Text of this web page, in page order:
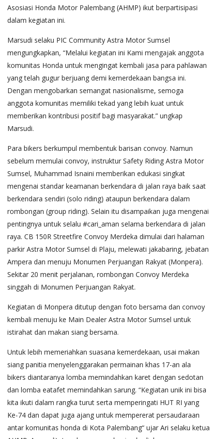
Asosiasi Honda Motor Palembang (AHMP) ikut berpartisipasi
dalam kegiatan ini.
Marsudi selaku PIC Community Astra Motor Sumsel
mengungkapkan, “Melalui kegiatan ini Kami mengajak anggota
komunitas Honda untuk mengingat kembali jasa para pahlawan
yang telah gugur berjuang demi kemerdekaan bangsa ini.
Dengan mengobarkan semangat nasionalisme, semoga
anggota komunitas memiliki tekad yang lebih kuat untuk
memberikan kontribusi positif bagi masyarakat.” ungkap
Marsudi.
Para bikers berkumpul membentuk barisan convoy. Namun
sebelum memulai convoy, instruktur Safety Riding Astra Motor
Sumsel, Muhammad Isnaini memberikan edukasi singkat
mengenai standar keamanan berkendara di jalan raya baik saat
berkendara sendiri (solo riding) ataupun berkendara dalam
rombongan (group riding). Selain itu disampaikan juga mengenai
pentingnya untuk selalu #cari_aman selama berkendara di jalan
raya. CB 150R Streetfire Convoy Merdeka dimulai dari halaman
parkir Astra Motor Sumsel di Plaju, melewati jakabaring, jebatan
Ampera dan menuju Monumen Perjuangan Rakyat (Monpera).
Sekitar 20 menit perjalanan, rombongan Convoy Merdeka
singgah di Monumen Perjuangan Rakyat.
Kegiatan di Monpera ditutup dengan foto bersama dan convoy
kembali menuju ke Main Dealer Astra Motor Sumsel untuk
istirahat dan makan siang bersama.
Untuk lebih memeriahkan suasana kemerdekaan, usai makan
siang panitia menyelenggarakan permainan khas 17-an ala
bikers diantaranya lomba memindahkan karet dengan sedotan
dan lomba eatafet memindahkan sarung. “Kegiatan unik ini bisa
kita ikuti dalam rangka turut serta memperingati HUT RI yang
Ke-74 dan dapat juga ajang untuk mempererat persaudaraan
antar komunitas honda di Kota Palembang“ ujar Ari selaku ketua